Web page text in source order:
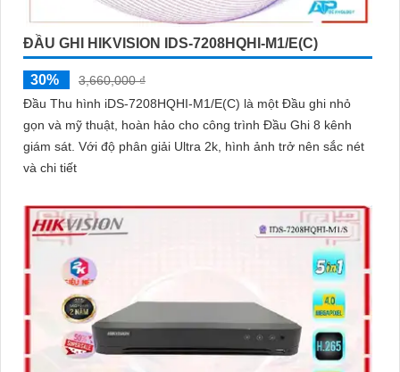
ĐẦU GHI HIKVISION IDS-7208HQHI-M1/E(C)
30%
3,660,000 ₫
Đầu Thu hình iDS-7208HQHI-M1/E(C) là một Đầu ghi nhỏ
gọn và mỹ thuật, hoàn hảo cho công trình Đầu Ghi 8 kênh
giám sát. Với độ phân giải Ultra 2k, hình ảnh trở nên sắc nét
và chi tiết